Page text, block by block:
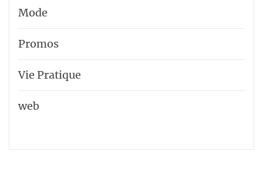
Mode
Promos
Vie Pratique
web